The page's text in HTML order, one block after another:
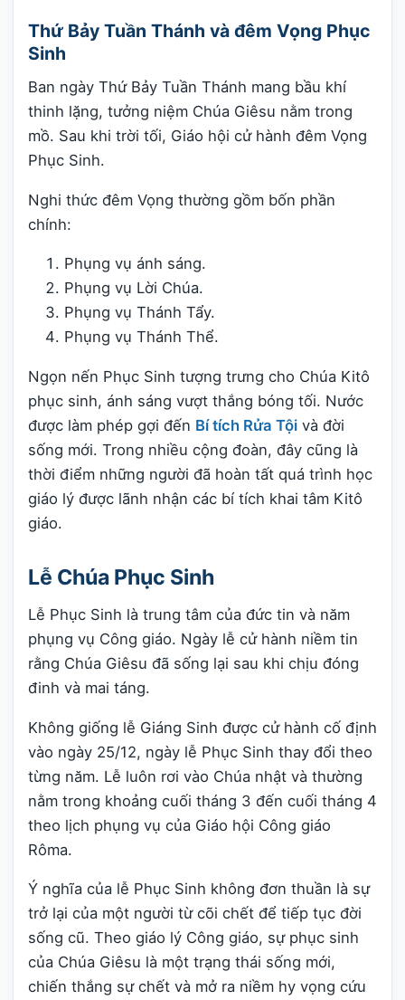
Thứ Bảy Tuần Thánh và đêm Vọng Phục
Sinh
Ban ngày Thứ Bảy Tuần Thánh mang bầu khí
thinh lặng, tưởng niệm Chúa Giêsu nằm trong
mồ. Sau khi trời tối, Giáo hội cử hành đêm Vọng
Phục Sinh.
Nghi thức đêm Vọng thường gồm bốn phần
chính:
Phụng vụ ánh sáng.
Phụng vụ Lời Chúa.
Phụng vụ Thánh Tẩy.
Phụng vụ Thánh Thể.
Ngọn nến Phục Sinh tượng trưng cho Chúa Kitô
phục sinh, ánh sáng vượt thắng bóng tối. Nước
được làm phép gợi đến Bí tích Rửa Tội và đời
sống mới. Trong nhiều cộng đoàn, đây cũng là
thời điểm những người đã hoàn tất quá trình học
giáo lý được lãnh nhận các bí tích khai tâm Kitô
giáo.
Lễ Chúa Phục Sinh
Lễ Phục Sinh là trung tâm của đức tin và năm
phụng vụ Công giáo. Ngày lễ cử hành niềm tin
rằng Chúa Giêsu đã sống lại sau khi chịu đóng
đinh và mai táng.
Không giống lễ Giáng Sinh được cử hành cố định
vào ngày 25/12, ngày lễ Phục Sinh thay đổi theo
từng năm. Lễ luôn rơi vào Chúa nhật và thường
nằm trong khoảng cuối tháng 3 đến cuối tháng 4
theo lịch phụng vụ của Giáo hội Công giáo
Rôma.
Ý nghĩa của lễ Phục Sinh không đơn thuần là sự
trở lại của một người từ cõi chết để tiếp tục đời
sống cũ. Theo giáo lý Công giáo, sự phục sinh
của Chúa Giêsu là một trạng thái sống mới,
chiến thắng sự chết và mở ra niềm hy vọng cứu